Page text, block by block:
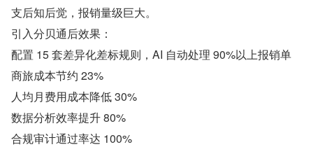
支后知后觉，报销量级巨大。
引入分贝通后效果：
配置 15 套差异化差标规则，AI 自动处理 90%以上报销单
商旅成本节约 23%
人均月费用成本降低 30%
数据分析效率提升 80%
合规审计通过率达 100%